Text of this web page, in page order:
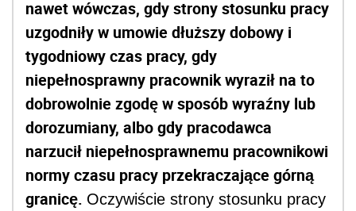
nawet wówczas, gdy strony stosunku pracy
uzgodniły w umowie dłuższy dobowy i
tygodniowy czas pracy, gdy
niepełnosprawny pracownik wyraził na to
dobrowolnie zgodę w sposób wyraźny lub
dorozumiany, albo gdy pracodawca
narzucił niepełnosprawnemu pracownikowi
normy czasu pracy przekraczające górną
granicę. Oczywiście strony stosunku pracy